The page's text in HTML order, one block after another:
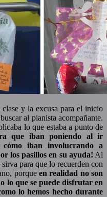
clase y la excusa para el inicio
al pianista acompañante.
lo que estaba a punto de
que iban poniendo al ir
iban involucrando a
los pasillos en su ayuda! Al
para que lo recuerden con
porque en realidad no son
lo que se puede disfrutar en
lo hemos hecho durante